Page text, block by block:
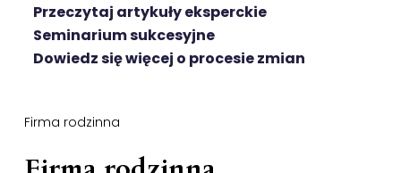
Przeczytaj artykuły eksperckie
Seminarium sukcesyjne
Dowiedz się więcej o procesie zmian
Firma rodzinna